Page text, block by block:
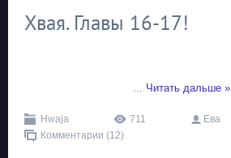
Хвая. Главы 16-17!
... Читать дальше »
Hwaja 711 Ева
Комментарии (12)